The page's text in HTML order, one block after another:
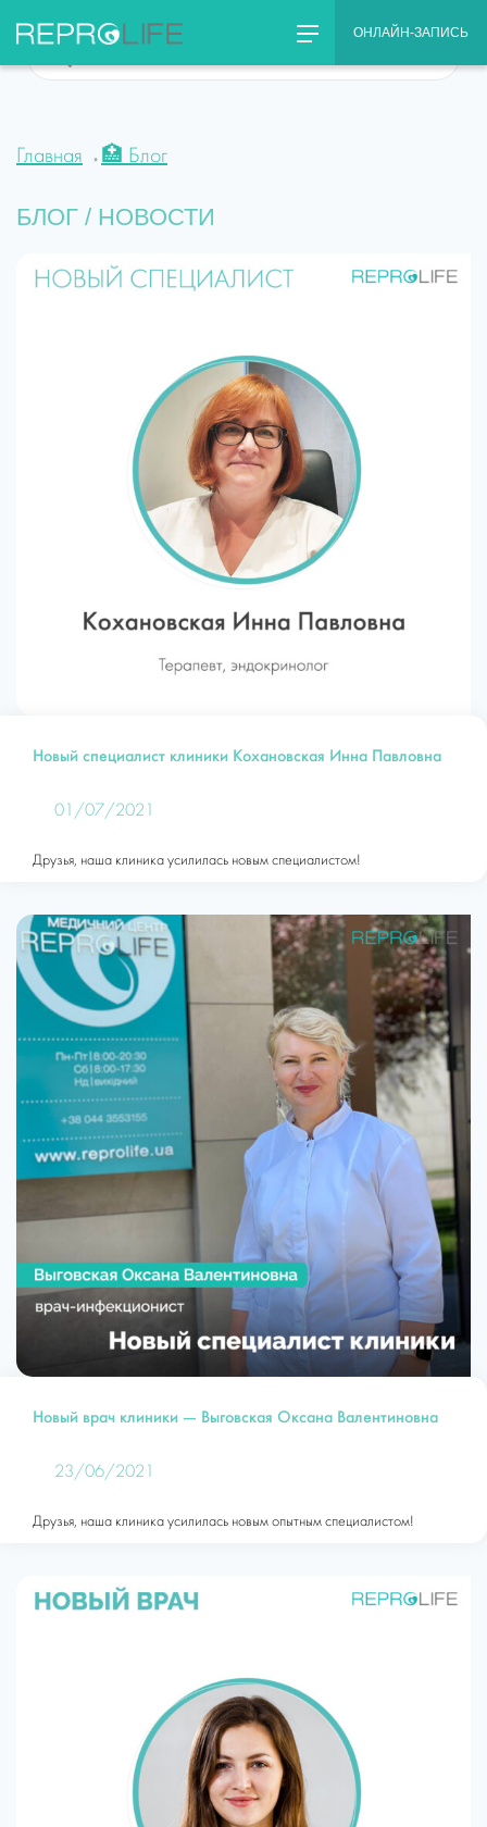
content
ОНЛАЙН-ЗАПИСЬ
Что
Вас
Главная » 🏥 Блог
БЛОГ / НОВОСТИ
Новый специалист клиники Кохановская Инна Павловна
01/07/2021
Друзья, наша клиника усилилась новым специалистом!
Новый врач клиники — Выговская Оксана Валентиновна
23/06/2021
Друзья, наша клиника усилилась новым опытным специалистом!